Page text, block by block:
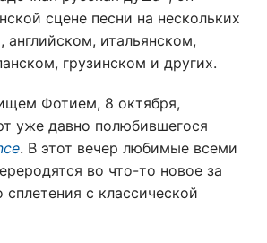
сцене песни на нескольких
английском, итальянском,
грузинском и других.
Фотием, 8 октября,
уже давно полюбившегося
. В этот вечер любимые всеми
во что-то новое за
сплетения с классической